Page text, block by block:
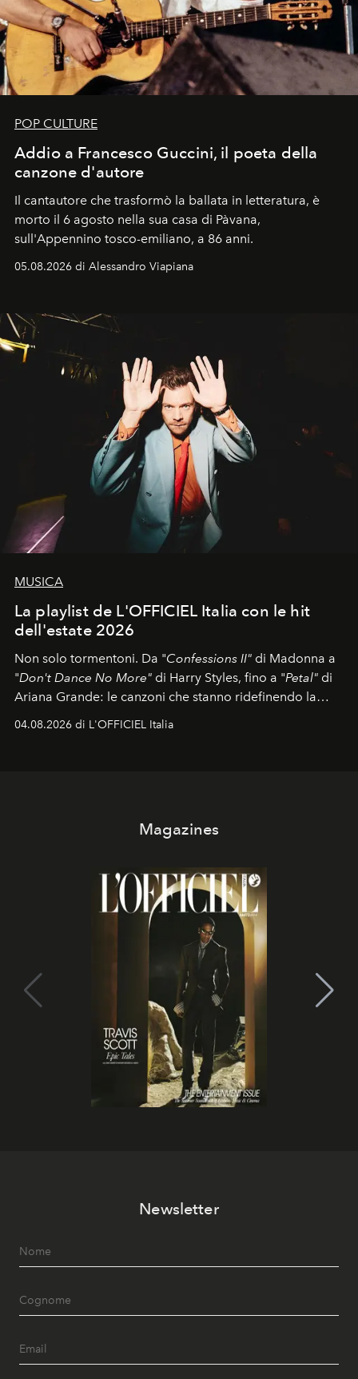
POP CULTURE
Addio a Francesco Guccini, il poeta della
canzone d'autore
Il cantautore che trasformò la ballata in letteratura, è
morto il 6 agosto nella sua casa di Pàvana,
sull'Appennino tosco-emiliano, a 86 anni.
05.08.2026 di Alessandro Viapiana
MUSICA
La playlist de L'OFFICIEL Italia con le hit
dell'estate 2026
Non solo tormentoni. Da "Confessions II" di Madonna a
"Don't Dance No More" di Harry Styles, fino a "Petal" di
Ariana Grande: le canzoni che stanno ridefinendo la
colonna sonora della stagione.
04.08.2026 di L'OFFICIEL Italia
Magazines
Newsletter